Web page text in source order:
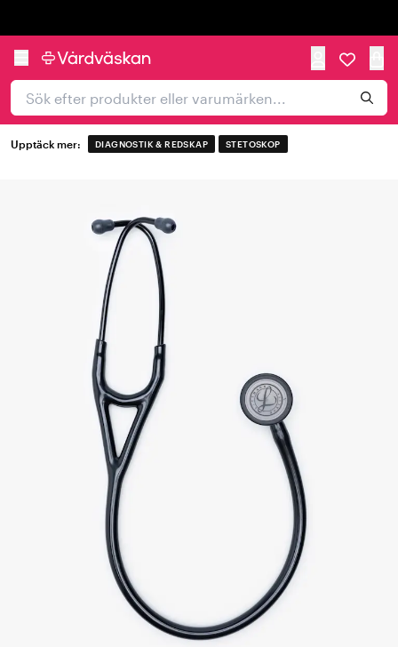
Upptäck mer: DIAGNOSTIK & REDSKAP STETOSKOP